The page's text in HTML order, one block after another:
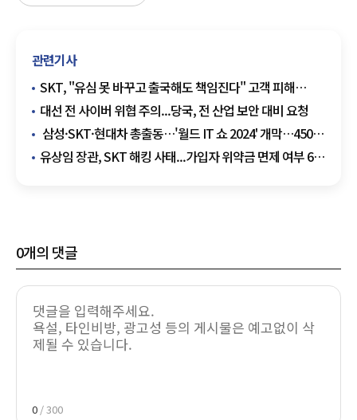
관련기사
SKT, "유심 못 바꾸고 출국해도 책임진다" 고객 피해
책임지고 신뢰 회복할 것
대선 전 사이버 위협 주의...당국, 전 산업 보안 대비 요청
삼성·SKT·현대차 총출동…'월드 IT 쇼 2024' 개막…450개
기업 최신 ICT 기술 선보여
유상임 장관, SKT 해킹 사태...가입자 위약금 면제 여부 6월
0개의 댓글
0 / 300